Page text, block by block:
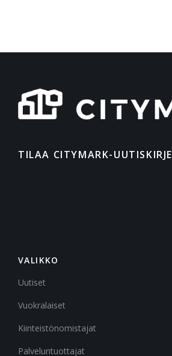
TILAA CITYMARK-UUTISKIRJE
VALIKKO
Uutiset
Vuokralaiset
Kiinteistönomistajat
Palveluntuottajat